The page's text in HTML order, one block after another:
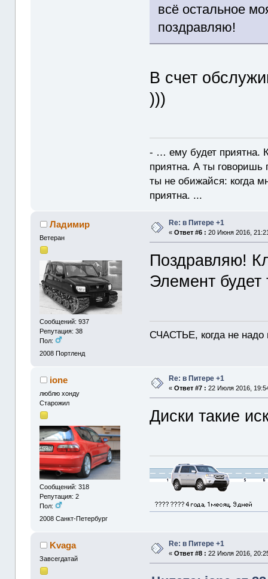
всё остальное
поздравляю!
В счет
)))
- … ему будет приятна.
приятна. А ты говоришь
ты не обижайся: когда
приятна. ...
Ладимир
Ветеран
Сообщений: 937
Репутация: 38
Пол:
2008 Портленд
Re: в Питере +1
«Ответ #6 : 20 Июня 2016,
Поздравляю!
Элемент будет
СЧАСТЬЕ, когда не надо
ione
люблю хонду
Старожил
Сообщений: 318
Репутация: 2
Пол:
2008 Санкт-Петербург
Re: в Питере +1
«Ответ #7 : 22 Июля 2016,
Диски такие
Kvaga
Завсегдатай
Re: в Питере +1
«Ответ #8 : 22 Июля 2016,